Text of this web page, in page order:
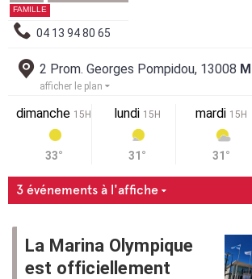
FAMILLE
04 13 94 80 65
2 Prom. Georges Pompidou, 13008
afficher le plan
dimanche 15H
33°
lundi 15H
31°
mardi 15H
31°
3 événements à l'affiche
La Marina Olympique
est officiellement